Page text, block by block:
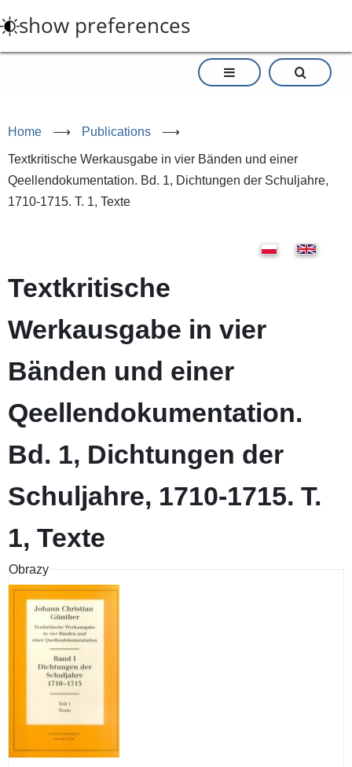
to
main
show preferences
Home ⟶ Publications ⟶
Textkritische Werkausgabe in vier Bänden und einer
Qeellendokumentation. Bd. 1, Dichtungen der Schuljahre,
1710-1715. T. 1, Texte
Textkritische
Werkausgabe in vier
Bänden und einer
Qeellendokumentation.
Bd. 1, Dichtungen der
Schuljahre, 1710-1715. T.
1, Texte
Obrazy